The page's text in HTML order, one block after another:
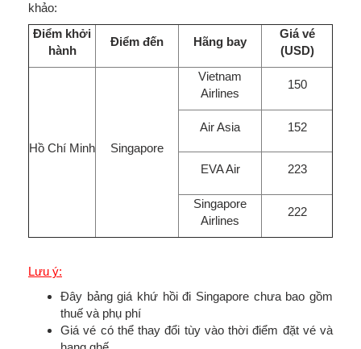
khảo:
Điểm khởi
hành
Điểm đến Hãng bay
Giá vé
(USD)
Hồ Chí Minh Singapore
Vietnam
Airlines
150
Air Asia 152
EVA Air 223
Singapore
Airlines
222
Lưu ý:
Đây bảng giá khứ hồi đi Singapore chưa bao gồm
thuế và phụ phí
Giá vé có thể thay đổi tùy vào thời điểm đặt vé và